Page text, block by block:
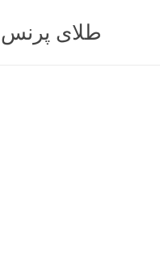
طلای پرنس